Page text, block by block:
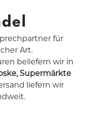
für
Art.
beliefern wir in
Supermärkte
liefern wir